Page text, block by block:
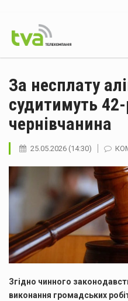
За несплату
судитимуть 42-
чернівчанина
25.05.2026 (14:30)
Згідно чинного
виконання громадських